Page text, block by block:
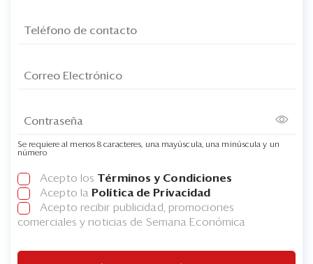
Se requiere al menos 8 caracteres, una mayúscula, una minúscula y un
número
Acepto los Términos y Condiciones
Acepto la Política de Privacidad
Acepto recibir publicidad, promociones
comerciales y noticias de Semana Económica